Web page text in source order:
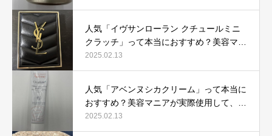
て口コミを検証
人気「イヴサンローラン クチュールミニ
クラッチ」って本当におすすめ？美容マニ
アが実際使用して口コミを検証！
2025.02.13
人気「アベンヌシカクリーム」って本当に
おすすめ？美容マニアが実際使用して、口
コミを検証！
2025.02.13